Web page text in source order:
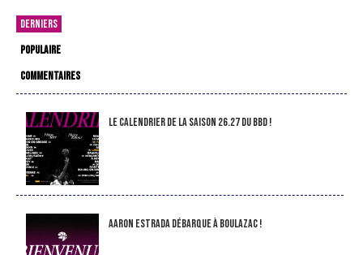
DERNIERS
POPULAIRE
COMMENTAIRES
LE CALENDRIER DE LA SAISON 26.27 DU BBD !
Aaron Estrada débarque à Boulazac !